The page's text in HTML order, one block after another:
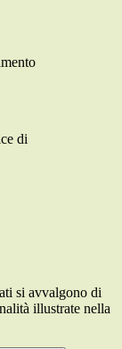
di
si avvalgono di
illustrate nella